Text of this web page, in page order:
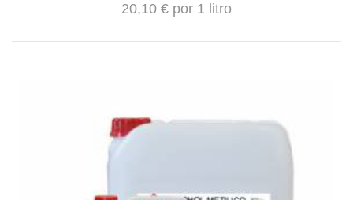
20,10 € por 1 litro